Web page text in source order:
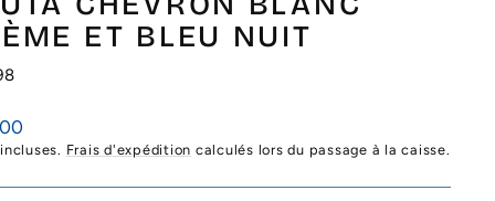
ET BLEU NUIT
Frais d'expédition calculés lors du passage à la caisse.